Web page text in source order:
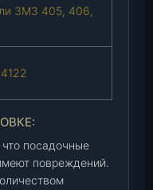
ЗМЗ 405, 406,
посадочные
повреждений.